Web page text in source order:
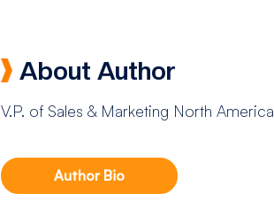
About Author
V.P. of Sales & Marketing North America
Author Bio